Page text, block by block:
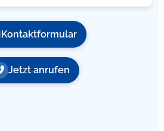
Kontaktformular
Jetzt anrufen